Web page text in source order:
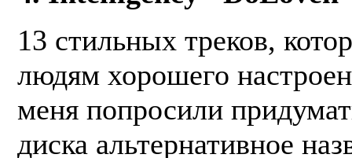
13 стильных треков,
людям хорошего
меня попросили
диска альтернативное